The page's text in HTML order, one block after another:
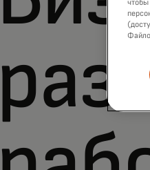
чтобы